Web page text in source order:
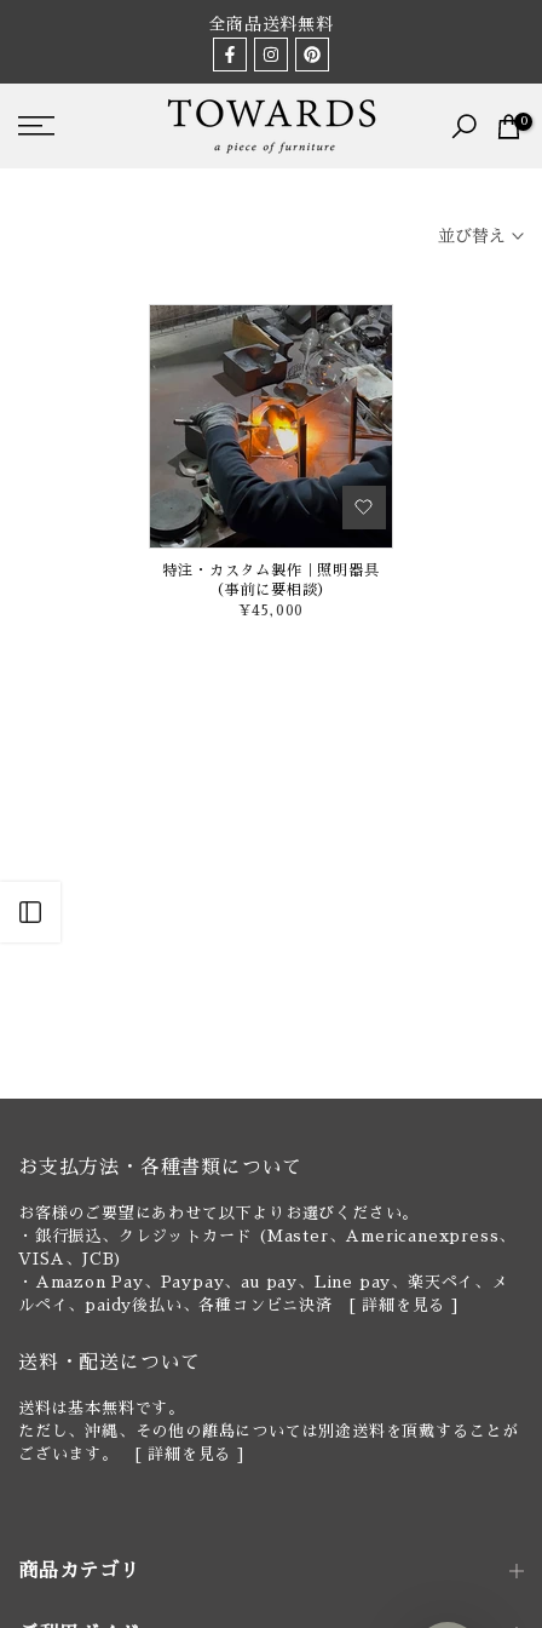
全商品送料無料
0
並び替え
特注・カスタム製作｜照明器具
（事前に要相談）
¥45,000
お支払方法・各種書類について
お客様のご要望にあわせて以下よりお選びください。
・銀行振込、クレジットカード (Master、Americanexpress、
VISA、JCB)
・Amazon Pay、Paypay、au pay、Line pay、楽天ペイ、メ
ルペイ、paidy後払い、各種コンビニ決済 [ 詳細を見る ]
送料・配送について
送料は基本無料です。
ただし、沖縄、その他の離島については別途送料を頂戴することが
ございます。 [ 詳細を見る ]
商品カテゴリ